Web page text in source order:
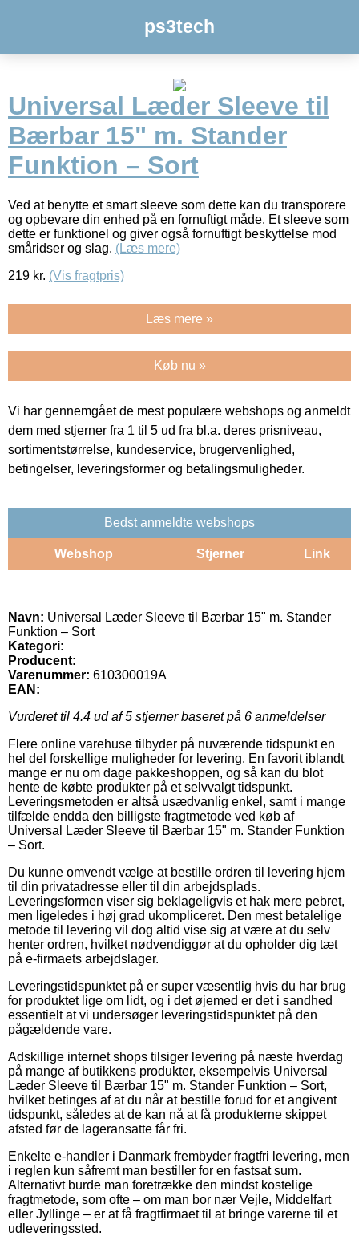
ps3tech
Universal Læder Sleeve til
Bærbar 15" m. Stander
Funktion – Sort
Ved at benytte et smart sleeve som dette kan du transporere
og opbevare din enhed på en fornuftigt måde. Et sleeve som
dette er funktionel og giver også fornuftigt beskyttelse mod
småridser og slag. (Læs mere)
219 kr. (Vis fragtpris)
Læs mere »
Køb nu »
Vi har gennemgået de mest populære webshops og anmeldt
dem med stjerner fra 1 til 5 ud fra bl.a. deres prisniveau,
sortimentstørrelse, kundeservice, brugervenlighed,
betingelser, leveringsformer og betalingsmuligheder.
Bedst anmeldte webshops
Webshop Stjerner Link
Navn: Universal Læder Sleeve til Bærbar 15" m. Stander
Funktion – Sort
Kategori:
Producent:
Varenummer: 610300019A
EAN:
Vurderet til 4.4 ud af 5 stjerner baseret på 6 anmeldelser
Flere online varehuse tilbyder på nuværende tidspunkt en
hel del forskellige muligheder for levering. En favorit iblandt
mange er nu om dage pakkeshoppen, og så kan du blot
hente de købte produkter på et selvvalgt tidspunkt.
Leveringsmetoden er altså usædvanlig enkel, samt i mange
tilfælde endda den billigste fragtmetode ved køb af
Universal Læder Sleeve til Bærbar 15" m. Stander Funktion
– Sort.
Du kunne omvendt vælge at bestille ordren til levering hjem
til din privatadresse eller til din arbejdsplads.
Leveringsformen viser sig beklageligvis et hak mere pebret,
men ligeledes i høj grad ukompliceret. Den mest betalelige
metode til levering vil dog altid vise sig at være at du selv
henter ordren, hvilket nødvendiggør at du opholder dig tæt
på e-firmaets arbejdslager.
Leveringstidspunktet på er super væsentlig hvis du har brug
for produktet lige om lidt, og i det øjemed er det i sandhed
essentielt at vi undersøger leveringstidspunktet på den
pågældende vare.
Adskillige internet shops tilsiger levering på næste hverdag
på mange af butikkens produkter, eksempelvis Universal
Læder Sleeve til Bærbar 15" m. Stander Funktion – Sort,
hvilket betinges af at du når at bestille forud for et angivent
tidspunkt, således at de kan nå at få produkterne skippet
afsted før de lageransatte får fri.
Enkelte e-handler i Danmark frembyder fragtfri levering, men
i reglen kun såfremt man bestiller for en fastsat sum.
Alternativt burde man foretrække den mindst kostelige
fragtmetode, som ofte – om man bor nær Vejle, Middelfart
eller Jyllinge – er at få fragtfirmaet til at bringe varerne til et
udleveringssted.